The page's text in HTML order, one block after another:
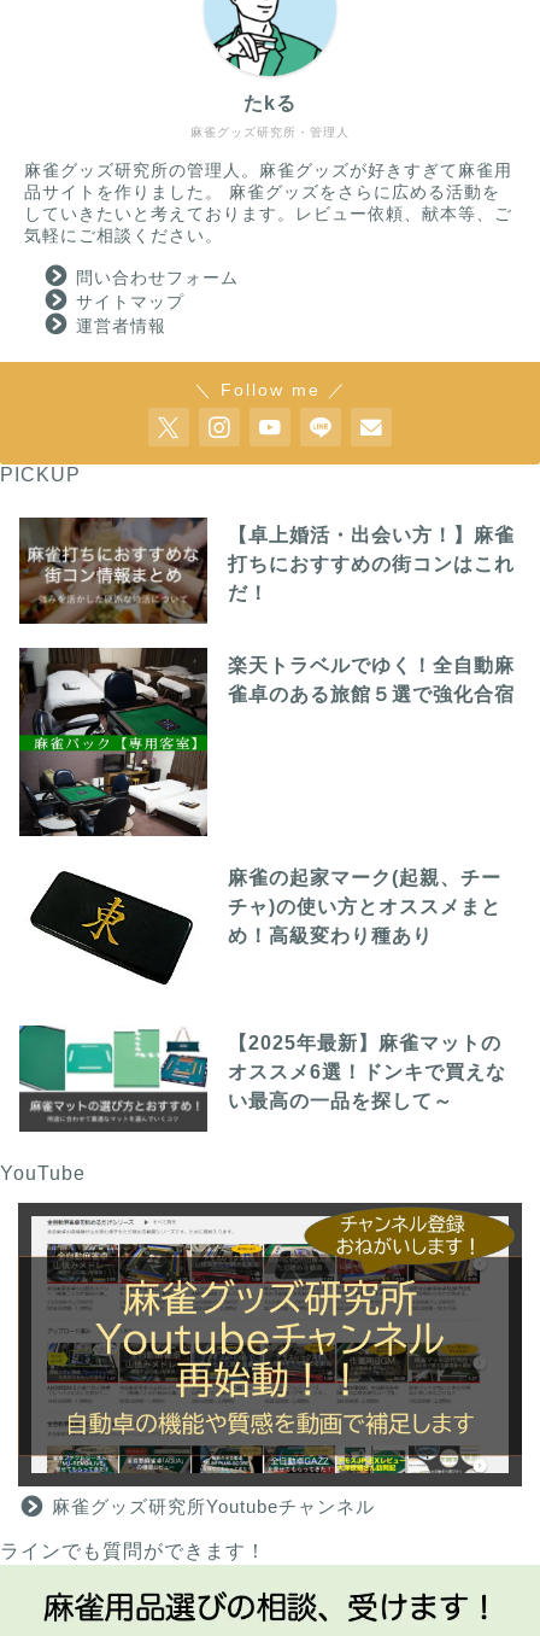
麻雀グッズ研究所のサイ
トマップ
問い合わせ
麻雀グッズ研究所・管理人
たkる
麻雀グッズ研究所の管理人。麻雀グッズが好きすぎて麻雀用
品サイトを作りました。 麻雀グッズをさらに広める活動を
していきたいと考えております。レビュー依頼、献本等、ご
気軽にご相談ください。
問い合わせフォーム
サイトマップ
運営者情報
＼ Follow me ／
PICKUP
【卓上婚活・出会い方！】麻雀
打ちにおすすめの街コンはこれ
だ！
楽天トラベルでゆく！全自動麻
雀卓のある旅館５選で強化合宿
麻雀の起家マーク(起親、チー
チャ)の使い方とオススメまと
め！高級変わり種あり
【2025年最新】麻雀マットの
オススメ6選！ドンキで買えな
い最高の一品を探して～
YouTube
麻雀グッズ研究所Youtubeチャンネル
ラインでも質問ができます！